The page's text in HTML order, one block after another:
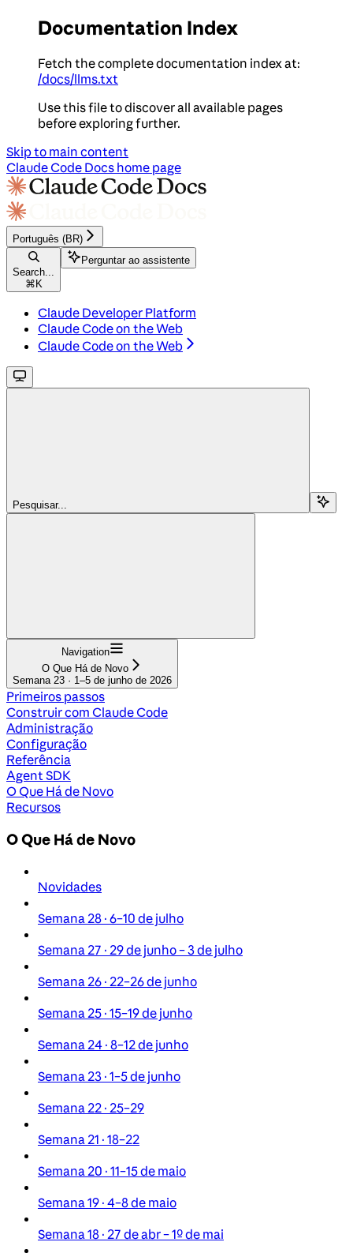
Documentation Index
Fetch the complete documentation index at:
/docs/llms.txt
Use this file to discover all available pages
before exploring further.
Skip to main content
Claude Code Docs home page
Português (BR)
Search...
⌘ K
Perguntar ao assistente
Claude Developer Platform
Claude Code on the Web
Claude Code on the Web
Pesquisar...
Navigation
O Que Há de Novo
Semana 23 · 1–5 de junho de 2026
Primeiros passos
Construir com Claude Code
Administração
Configuração
Referência
Agent SDK
O Que Há de Novo
Recursos
O Que Há de Novo
Novidades
Semana 28 · 6–10 de julho
Semana 27 · 29 de junho – 3 de julho
Semana 26 · 22–26 de junho
Semana 25 · 15–19 de junho
Semana 24 · 8–12 de junho
Semana 23 · 1–5 de junho
Semana 22 · 25–29
Semana 21 · 18–22
Semana 20 · 11–15 de maio
Semana 19 · 4–8 de maio
Semana 18 · 27 de abr – 1º de mai